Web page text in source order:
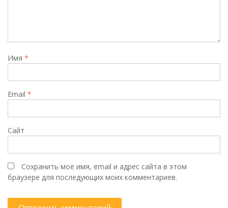
Имя *
Email *
Сайт
Сохранить моё имя, email и адрес сайта в этом
браузере для последующих моих комментариев.